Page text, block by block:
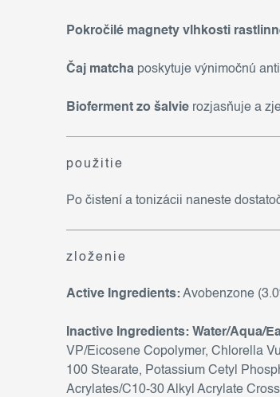
Pokročilé magnety vlhkosti
Čaj matcha poskytuje výnimočnú
Bioferment zo šalvie rozjasňuje a
použitie
Po čistení a tonizácii naneste
zloženie
Active Ingredients:Avobenzone
Inactive Ingredients: Water/Aqua/
VP/Eicosene Copolymer, Chlorella
100 Stearate, Potassium Cetyl
Acrylates/C10-30 Alkyl Acrylate